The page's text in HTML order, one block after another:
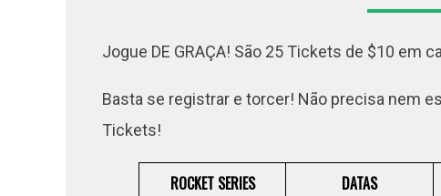
Jogue DE GRAÇA! São 25 Tickets de $10 em
Basta se registrar e torcer! Não precisa nem
Tickets!
ROCKET SERIES
DATAS